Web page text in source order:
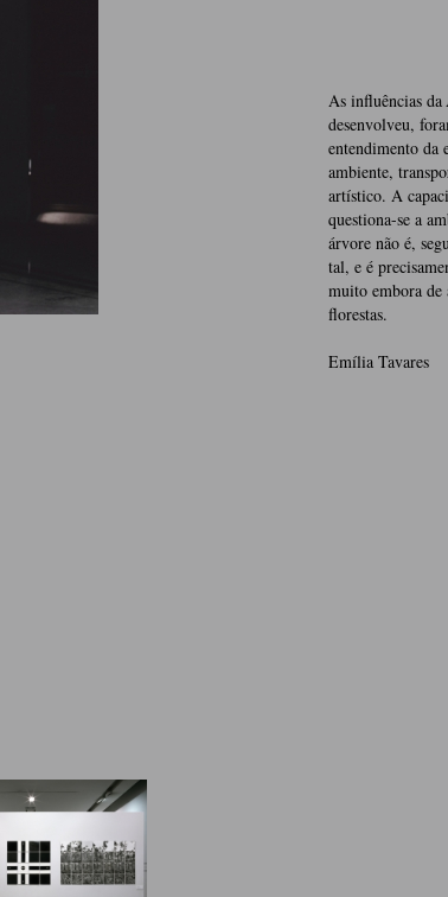
As influências da
desenvolveu,
entendimento da
ambiente,
artístico. A
questiona-se a
árvore não é,
tal, e é
muito embora de
florestas.
Emília Tavares